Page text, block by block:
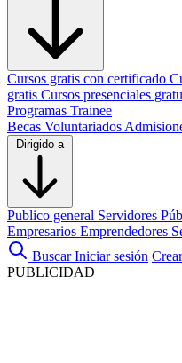
Cursos gratis con certificado
gratis Cursos presenciales
Programas Trainee
Becas Voluntariados
Dirigido a
Publico general Servidores
Empresarios Emprendedores
Buscar Iniciar sesión
PUBLICIDAD